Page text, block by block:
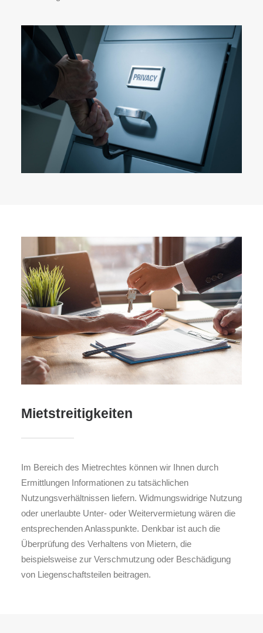
Mietstreitigkeiten
Im Bereich des Mietrechtes können wir Ihnen durch
Ermittlungen Informationen zu tatsächlichen
Nutzungsverhältnissen liefern. Widmungswidrige Nutzung
oder unerlaubte Unter- oder Weitervermietung wären die
entsprechenden Anlasspunkte. Denkbar ist auch die
Überprüfung des Verhaltens von Mietern, die
beispielsweise zur Verschmutzung oder Beschädigung
von Liegenschaftsteilen beitragen.